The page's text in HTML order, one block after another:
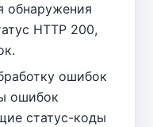
обнаружения
HTTP 200,
ошибок
ошибок
статус-коды